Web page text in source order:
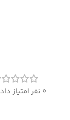
0 نفر امتیاز داده اند